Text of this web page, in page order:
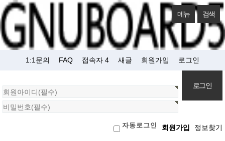
메뉴 검색
1:1문의 FAQ 접속자 4 새글 회원가입 로그인
원
로
자동로그인 회원가입 정보찾기